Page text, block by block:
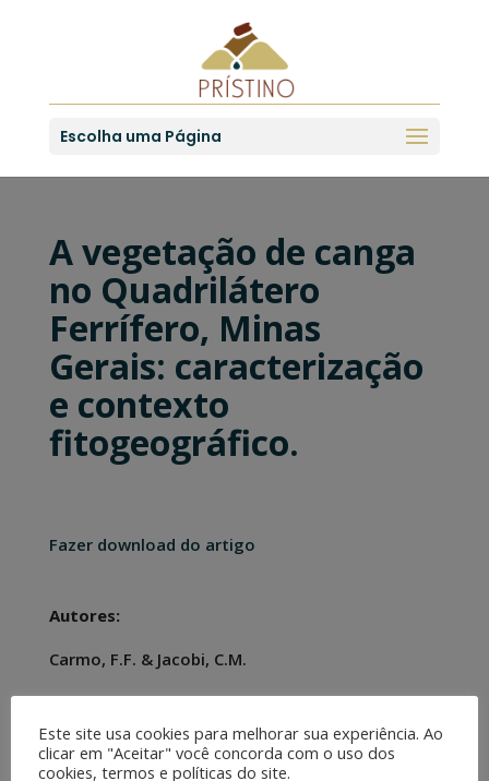
Escolha uma Página
A vegetação de canga
no Quadrilátero
Ferrífero, Minas
Gerais: caracterização
e contexto
fitogeográfico.
Fazer download do artigo
Autores:
Carmo, F.F. & Jacobi, C.M.
Publicação
Rodriguésia, v. 64, n. 3 (2013).
Este site usa cookies para melhorar sua experiência. Ao
clicar em "Aceitar" você concorda com o uso dos
cookies, termos e políticas do site.